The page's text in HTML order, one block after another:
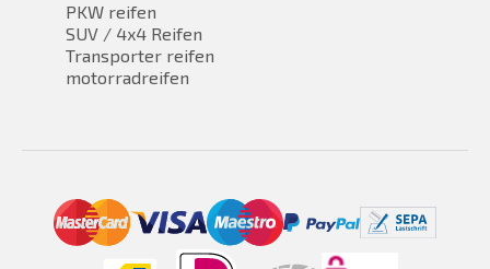
PKW reifen
SUV / 4x4 Reifen
Transporter reifen
motorradreifen